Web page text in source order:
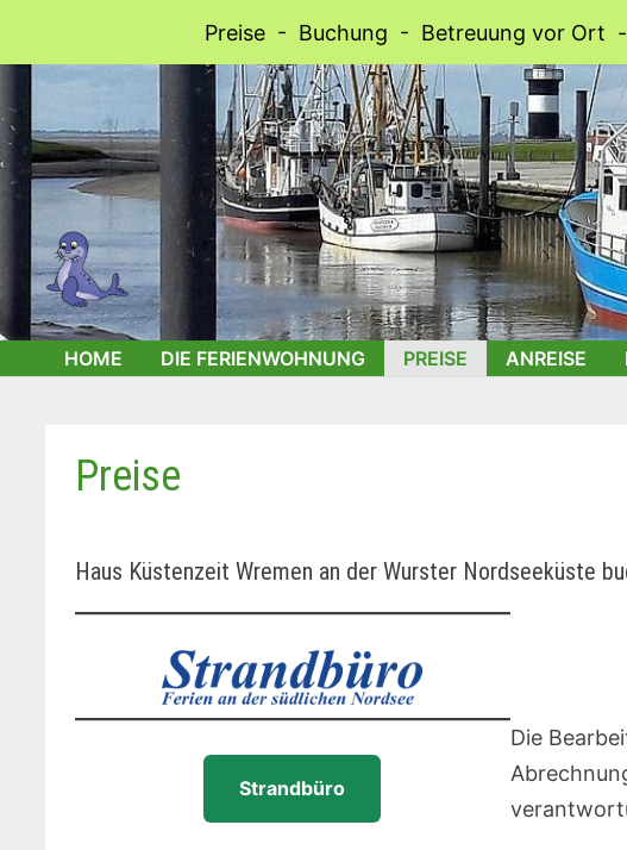
Zum
Inhalt
springen
HOME DIE FERIENWOHNUNG PREISE ANREISE
Preise
Haus Küstenzeit Wremen an der Wurster Nordseeküste
Strandbüro
Die
Preise - Buchung - Betreuung vor Ort